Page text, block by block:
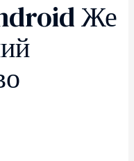
Же